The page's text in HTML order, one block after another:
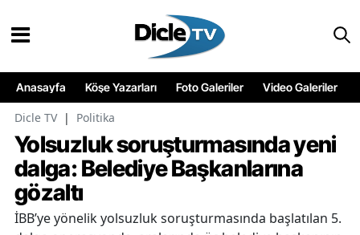
Anasayfa Köşe Yazarları Foto Galeriler Video Galeriler
Dicle TV | Politika
Yolsuzluk soruşturmasında yeni
dalga: Belediye Başkanlarına
gözaltı
İBB’ye yönelik yolsuzluk soruşturmasında başlatılan 5.